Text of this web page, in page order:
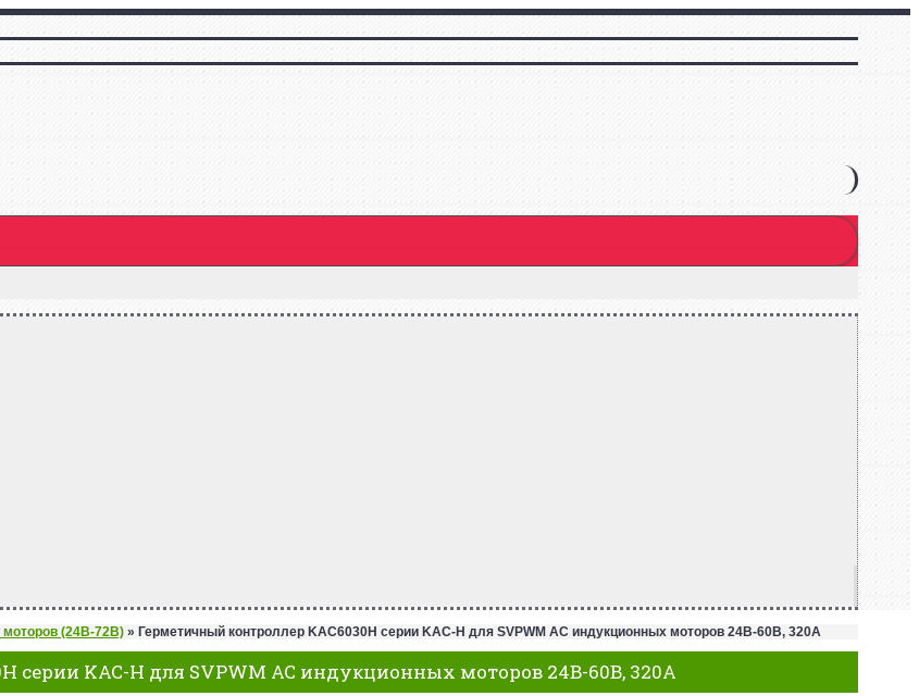
моторов (24В-72В) » Герметичный контроллер KAC6030H серии KAC-H для SVPWM AC индукционных моторов 24В-60В, 320А
серии KAC-H для SVPWM AC индукционных моторов 24В-60В, 320А